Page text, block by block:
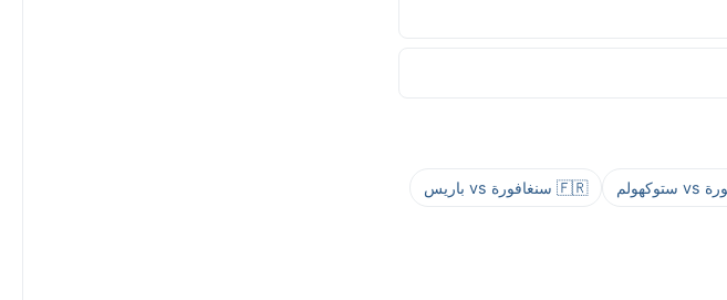
🇫🇷 سنغافورة vs باريس